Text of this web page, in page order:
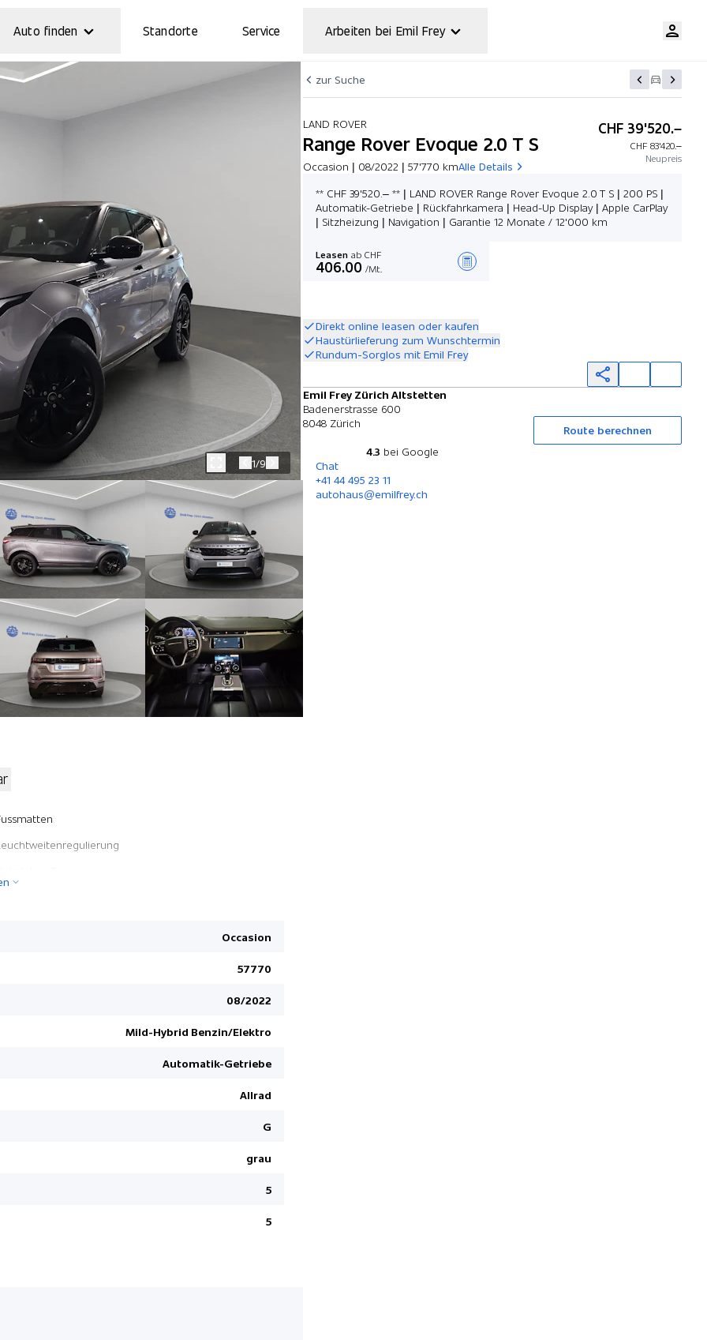
Auto finden Standorte Service Arbeiten bei Emil Frey
zur Suche
LAND ROVER
Range Rover Evoque 2.0 T S
Occasion | 08/2022 | 57'770 kmAlle Details
CHF 39'520.–
CHF 83'420.–
Neupreis
** CHF 39'520.– ** | LAND ROVER Range Rover Evoque 2.0 T S | 200 PS |
Automatik-Getriebe | Rückfahrkamera | Head-Up Display | Apple CarPlay
| Sitzheizung | Navigation | Garantie 12 Monate / 12'000 km
Leasen ab CHF
406.00 /Mt.
Direkt online leasen oder kaufen
Haustürlieferung zum Wunschtermin
Rundum-Sorglos mit Emil Frey
Emil Frey Zürich Altstetten
Badenerstrasse 600
8048 Zürich
Route berechnen
4.3 bei Google
Chat
+41 44 495 23 11
autohaus@emilfrey.ch
1/9
Occasion
57770
08/2022
Mild-Hybrid Benzin/Elektro
Automatik-Getriebe
Allrad
G
grau
5
5